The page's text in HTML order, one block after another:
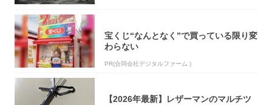
宝くじ“なんとなく”で買っている限り変
わらない
PR(合同会社デジタルファーム )
【2026年最新】レザーマンのマルチツ